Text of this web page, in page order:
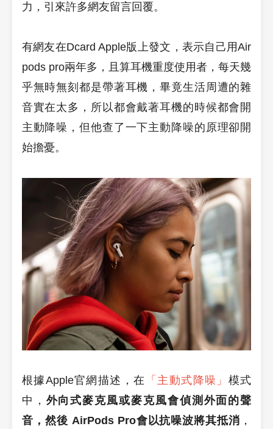
力，引來許多網友留言回覆。
有網友在Dcard Apple版上發文，表示自己用Air
pods pro兩年多，且算耳機重度使用者，每天幾
乎無時無刻都是帶著耳機，畢竟生活周遭的雜
音實在太多，所以都會戴著耳機的時候都會開
主動降噪，但他查了一下主動降噪的原理卻開
始擔憂。
根據Apple官網描述，在 「主動式降噪」 模式
中， 外向式麥克風或麥克風會偵測外面的聲
音，然後 AirPods Pro會以抗噪波將其抵消 ，